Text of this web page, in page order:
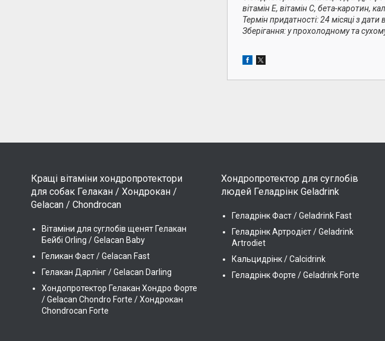
вітамін Е, вітамін С, бета-каротин,
Термін придатності: 24 місяці з
Зберігання: у прохолодному та
Кращі вітаміни хондропротектори
для собак Гелакан / Хондрокан /
Gelacan / Chondrocan
Вітаміни для суглобів щенят Гелакан
Бейбі Orling / Gelacan Baby
Геликан Фаст / Gelacan Fast
Гелакан Дарлінг / Gelacan Darling
Хондопротектор Гелакан Хондро Форте
/ Gelacan Chondro Forte / Хондрокан
Chondrocan Forte
Хондропротектор для суглобів
людей Геладрінк Geladrink
Геладрінк Фаст / Geladrink Fast
Геладрінк Артродієт / Geladrink
Artrodiet
Кальцидрінк / Calcidrink
Геладрінк Форте / Geladrink Forte